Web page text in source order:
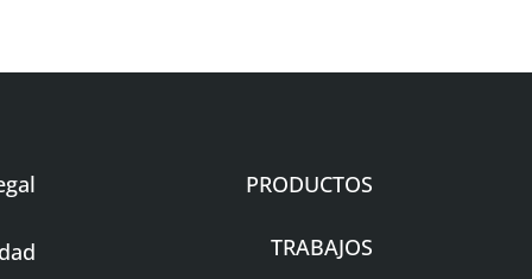
PRODUCTOS
TRABAJOS